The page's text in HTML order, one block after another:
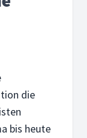
die
bis heute